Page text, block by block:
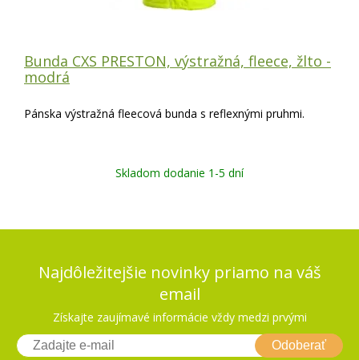
Bunda CXS PRESTON, výstražná, fleece, žlto -
modrá
Pánska výstražná fleecová bunda s reflexnými pruhmi.
Skladom dodanie 1-5 dní
Najdôležitejšie novinky priamo na váš
email
Získajte zaujímavé informácie vždy medzi prvými
Odoberať